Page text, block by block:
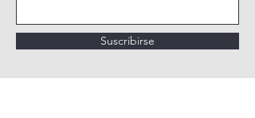
Suscribirse